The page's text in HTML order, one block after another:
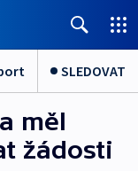
SLEDOVAT
měl
žádosti